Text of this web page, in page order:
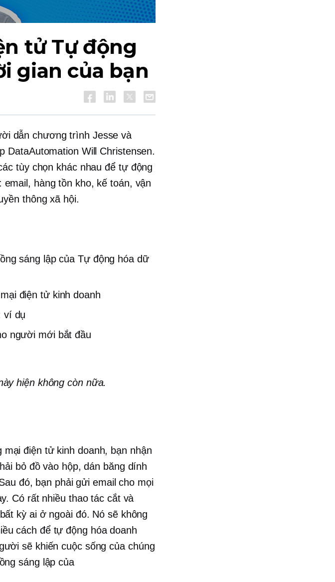
tửTự động
gian của bạn
dẫn chương trình Jesse và
DataAutomation Will Christensen.
tùy chọn khác nhau để tự động
hàng tồn kho, kế toán, vận
thông xã hội.
sáng lậpcủa Tự động hóa dữ
điện tửkinh doanh
ví dụ
người mới bắt đầu
hiện không còn nữa.
mại điện tửkinh doanh, bạn nhận
bỏ đồ vào hộp, dán băng dính
đó, bạn phải gửi email cho mọi
Có rất nhiều thao tác cắt và
kỳ ai ở ngoài đó. Nó sẽ không
cách để tự động hóa doanh
sẽ khiến cuộc sống của chúng
sáng lập của